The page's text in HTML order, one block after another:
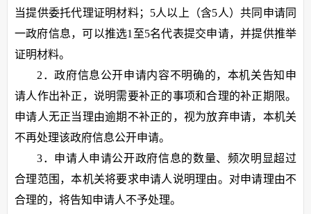
当提供委托代理证明材料；5人以上（含5人）共同申请同
一政府信息，可以推选1至5名代表提交申请，并提供推举
证明材料。
2．政府信息公开申请内容不明确的，本机关告知申
请人作出补正，说明需要补正的事项和合理的补正期限。
申请人无正当理由逾期不补正的，视为放弃申请，本机关
不再处理该政府信息公开申请。
3．申请人申请公开政府信息的数量、频次明显超过
合理范围，本机关将要求申请人说明理由。对申请理由不
合理的，将告知申请人不予处理。